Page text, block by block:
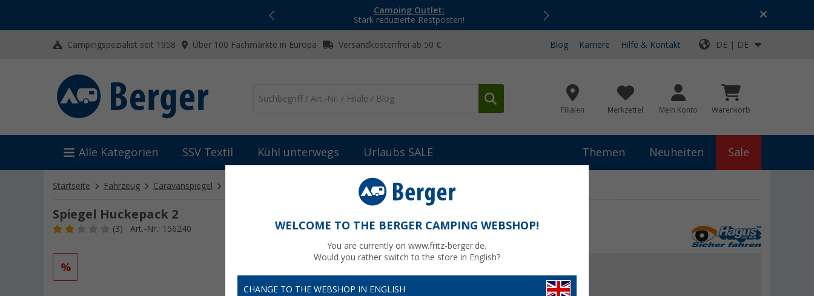
Camping Outlet:
Stark reduzierte Restposten!
Top-Deals für dein Abenteuer!
Campingspezialist seit 1958 Über 100 Fachmärkte in Europa Versandkostenfrei ab 50 € Blog Karriere Hilfe & Kontakt DE | DE
Filialen Merkzettel Mein Konto Warenkorb
Alle Kategorien SSV Textil Kühl unterwegs Urlaubs SALE Themen Neuheiten Sale
Startseite Fahrzeug Caravanspiegel Caravanspiegel Huckepack 2
Spiegel Huckepack 2
(3) Art.-Nr.: 156240
%
€
WELCOME TO THE BERGER CAMPING WEBSHOP!
You are currently on www.fritz-berger.de.
Would you rather switch to the store in English?
CHANGE TO THE WEBSHOP IN ENGLISH